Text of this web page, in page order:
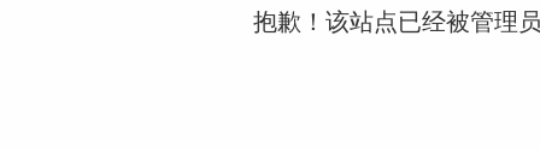
抱歉！该站点已经被管理